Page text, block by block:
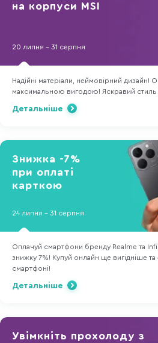
на корпуси MSI
20 липня - 31 серпня
Надійні матеріали, неймовірний дизайн!
максимальною вигодою! Яскравий стиль
Детальніше
Знижка -7%
при оплаті
карткою
24 липня - 31 серпня
Оплачуй смартфони бренду Realme та
знижку 7%! Купуй онлайн ще вигідніше
смартфоні!
Детальніше
Увімкніть прохолоду з